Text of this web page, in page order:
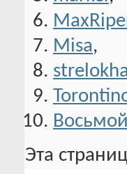
Misa,
Восьмой
Эта